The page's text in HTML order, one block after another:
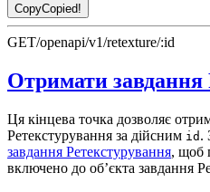
CopyCopied!
GET/openapi/v1/retexture/:id
Отримати завдання
Ця кінцева точка дозволяє
Ретекстурування за дійсним id .
завдання Ретекстурування, щоб
включено до об’єкта завдання